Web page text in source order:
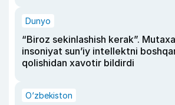
Dunyo
“Biroz sekinlashish kerak”.
insoniyat sun’iy intellektni
qolishidan xavotir bildirdi
O‘zbekiston